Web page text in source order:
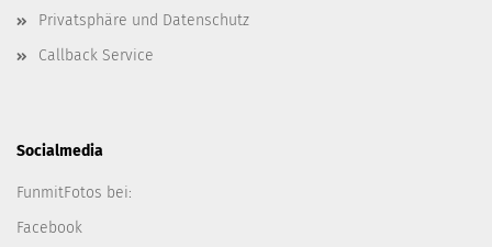
Privatsphäre und Datenschutz
Callback Service
Socialmedia
FunmitFotos bei:
Facebook